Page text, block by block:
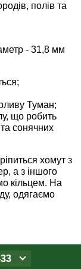
полів та
- 31,8 мм
Туман;
що робить
сонячних
хомут з
а з іншого
кільцем. На
одягаємо
и